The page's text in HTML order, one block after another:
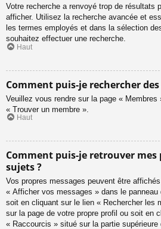
Votre recherche a renvoyé trop de résultats
afficher. Utilisez la recherche avancée et
les termes employés et dans la sélection
souhaitez effectuer une recherche.
Haut
Comment puis-je rechercher
Veuillez vous rendre sur la page «
« Trouver un membre ».
Haut
Comment puis-je retrouver mes
sujets ?
Vos propres messages peuvent être
« Afficher vos messages » dans le panneau
soit en cliquant sur le lien « Rechercher les
sur la page de votre propre profil ou soit en
« Raccourcis » situé sur la partie